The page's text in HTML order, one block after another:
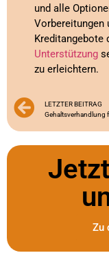
und alle
Vorbereitungen
Kreditangebote
Unterstützung
zu erleichtern.
LETZTER BEITRAG
Zu